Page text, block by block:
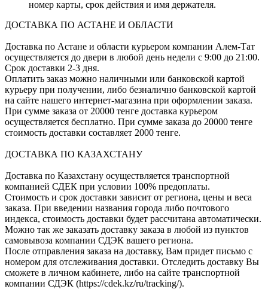
номер карты, срок действия и имя держателя.
ДОСТАВКА ПО АСТАНЕ И ОБЛАСТИ
Доставка по Астане и области курьером компании Алем-Тат
осуществляется до двери в любой день недели с 9:00 до 21:00.
Срок доставки 2-3 дня.
Оплатить заказ можно наличными или банковской картой
курьеру при получении, либо безналично банковской картой
на сайте нашего интернет-магазина при оформлении заказа.
При сумме заказа от 20000 тенге доставка курьером
осуществляется бесплатно. При сумме заказа до 20000 тенге
стоимость доставки составляет 2000 тенге.
ДОСТАВКА ПО КАЗАХСТАНУ
Доставка по Казахстану осуществляется транспортной
компанией СДЕК при условии 100% предоплаты.
Стоимость и срок доставки зависит от региона, цены и веса
заказа. При введении названия города либо почтового
индекса, стоимость доставки будет рассчитана автоматически.
Можно так же заказать доставку заказа в любой из пунктов
самовывоза компании СДЭК вашего региона.
После отправления заказа на доставку, Вам придет письмо с
номером для отслеживания доставки. Отследить доставку Вы
сможете в личном кабинете, либо на сайте транспортной
компании СДЭК (https://cdek.kz/ru/tracking/).